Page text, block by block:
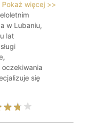
Pokaż więcej >>
w Lubaniu,
lat
się